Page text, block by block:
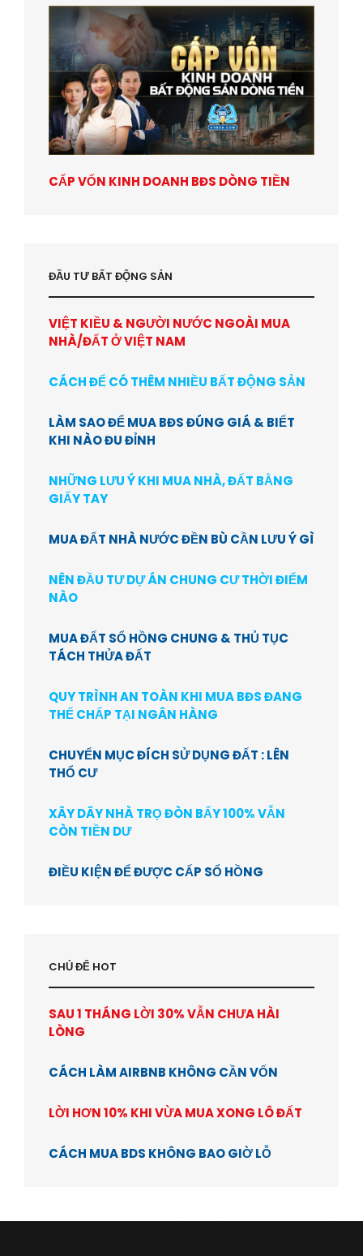
CẤP VỐN KINH DOANH BĐS DÒNG TIỀN
ĐẦU TƯ BẤT ĐỘNG SẢN
VIỆT KIỀU & NGƯỜI NƯỚC NGOÀI MUA
NHÀ/ĐẤT Ở VIỆT NAM
CÁCH ĐỂ CÓ THÊM NHIỀU BẤT ĐỘNG SẢN
LÀM SAO ĐỂ MUA BĐS ĐÚNG GIÁ & BIẾT
KHI NÀO ĐU ĐỈNH
NHỮNG LƯU Ý KHI MUA NHÀ, ĐẤT BẰNG
GIẤY TAY
MUA ĐẤT NHÀ NƯỚC ĐỀN BÙ CẦN LƯU Ý GÌ
NÊN ĐẦU TƯ DỰ ÁN CHUNG CƯ THỜI ĐIỂM
NÀO
MUA ĐẤT SỔ HỒNG CHUNG & THỦ TỤC
TÁCH THỬA ĐẤT
QUY TRÌNH AN TOÀN KHI MUA BĐS ĐANG
THẾ CHẤP TẠI NGÂN HÀNG
CHUYỂN MỤC ĐÍCH SỬ DỤNG ĐẤT : LÊN
THỔ CƯ
XÂY DÃY NHÀ TRỌ ĐÒN BẨY 100% VẪN
CÒN TIỀN DƯ
ĐIỀU KIỆN ĐỂ ĐƯỢC CẤP SỔ HỒNG
CHỦ ĐỂ HOT
SAU 1 THÁNG LỜI 30% VẪN CHƯA HÀI
LÒNG
CÁCH LÀM AIRBNB KHÔNG CẦN VỐN
LỜI HƠN 10% KHI VỪA MUA XONG LÔ ĐẤT
CÁCH MUA BDS KHÔNG BAO GIỜ LỖ